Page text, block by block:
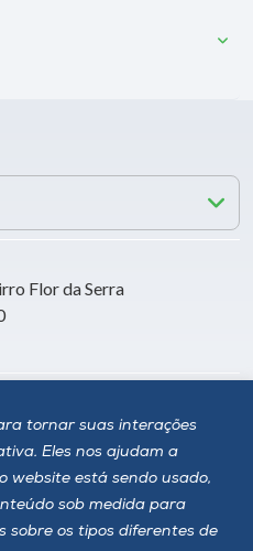
tornar suas interações
Eles nos ajudam a
website está sendo usado,
sob medida para
sobre os tipos diferentes de
Flor da Serra